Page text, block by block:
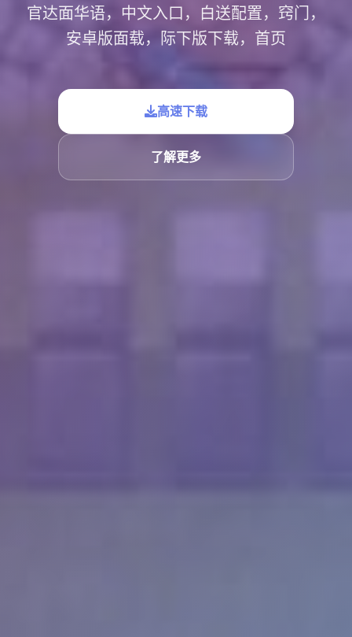
官达面华语，中文入口，白送配置，窍门，
安卓版面载，际下版下载，首页
高速下载
了解更多